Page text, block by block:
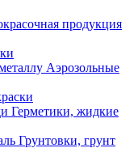
продукция
Аэрозольные
Герметики, жидкие
Грунтовки, грунт